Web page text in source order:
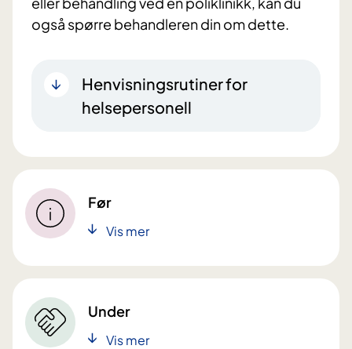
også spørre behandleren din om dette.
Henvisningsrutiner for
helsepersonell
Før
Vis mer
Under
Vis mer